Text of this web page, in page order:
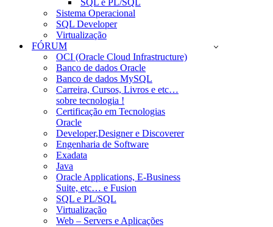
SQL e PL/SQL
Sistema Operacional
SQL Developer
Virtualização
FÓRUM
OCI (Oracle Cloud Infrastructure)
Banco de dados Oracle
Banco de dados MySQL
Carreira, Cursos, Livros e etc…
sobre tecnologia !
Certificação em Tecnologias
Oracle
Developer,Designer e Discoverer
Engenharia de Software
Exadata
Java
Oracle Applications, E-Business
Suite, etc… e Fusion
SQL e PL/SQL
Virtualização
Web – Servers e Aplicações